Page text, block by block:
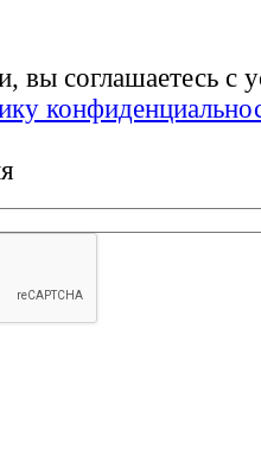
вы соглашаетесь с